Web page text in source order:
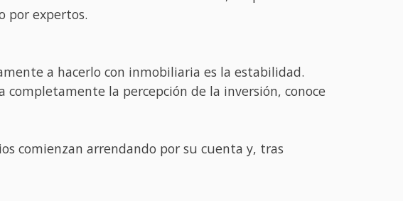
por expertos.
a hacerlo con inmobiliaria es la estabilidad.
la percepción de la inversión, conoce
comienzan arrendando por su cuenta y, tras